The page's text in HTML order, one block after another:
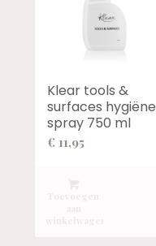
Klear tools &
surfaces hygiëne
spray 750 ml
€ 11,95